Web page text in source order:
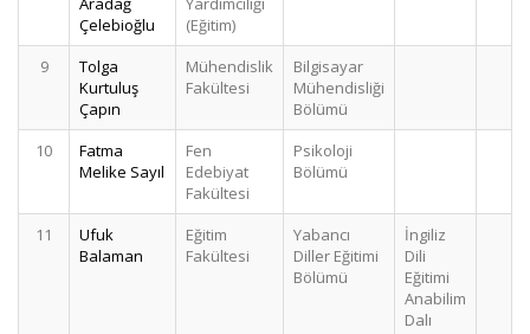
Çelebioğlu
(Eğitim)
9
Tolga
Kurtuluş
Çapın
Mühendislik
Fakültesi
Bilgisayar
Mühendisliği
Bölümü
10
Fatma
Melike Sayıl
Fen
Edebiyat
Fakültesi
Psikoloji
Bölümü
11
Ufuk
Balaman
Eğitim
Fakültesi
Yabancı
Diller Eğitimi
Bölümü
İngiliz
Dili
Eğitimi
Anabilim
Dalı